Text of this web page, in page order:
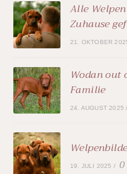
Alle
Zuhause
21. OKTOBER
Wodan out
Familie
24. AUGUST 2025 /
19. JULI 2025 /